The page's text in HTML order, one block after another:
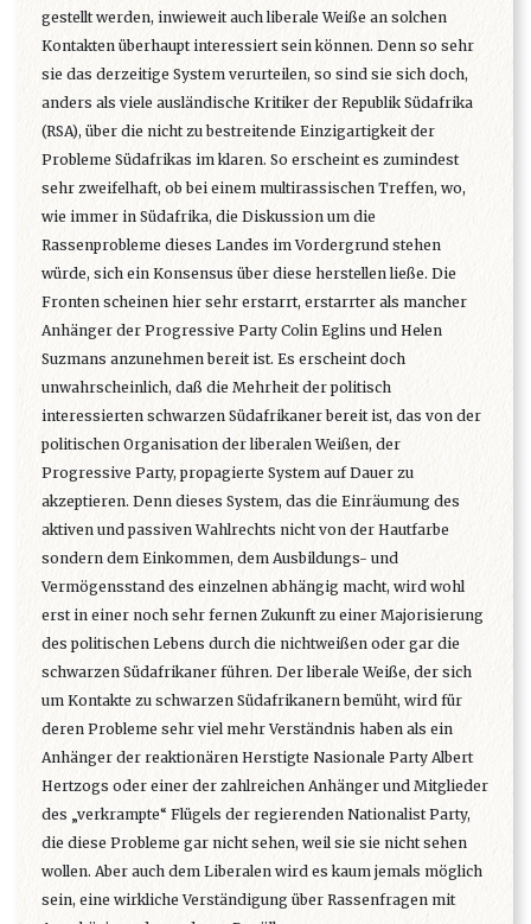
gestellt werden, inwieweit auch liberale Weiße an solchen
Kontakten überhaupt interessiert sein können. Denn so sehr
sie das derzeitige System verurteilen, so sind sie sich doch,
anders als viele ausländische Kritiker der Republik Südafrika
(RSA), über die nicht zu bestreitende Einzigartigkeit der
Probleme Südafrikas im klaren. So erscheint es zumindest
sehr zweifelhaft, ob bei einem multirassischen Treffen, wo,
wie immer in Südafrika, die Diskussion um die
Rassenprobleme dieses Landes im Vordergrund stehen
würde, sich ein Konsensus über diese herstellen ließe. Die
Fronten scheinen hier sehr erstarrt, erstarrter als mancher
Anhänger der Progressive Party Colin Eglins und Helen
Suzmans anzunehmen bereit ist. Es erscheint doch
unwahrscheinlich, daß die Mehrheit der politisch
interessierten schwarzen Südafrikaner bereit ist, das von der
politischen Organisation der liberalen Weißen, der
Progressive Party, propagierte System auf Dauer zu
akzeptieren. Denn dieses System, das die Einräumung des
aktiven und passiven Wahlrechts nicht von der Hautfarbe
sondern dem Einkommen, dem Ausbildungs- und
Vermögensstand des einzelnen abhängig macht, wird wohl
erst in einer noch sehr fernen Zukunft zu einer Majorisierung
des politischen Lebens durch die nichtweißen oder gar die
schwarzen Südafrikaner führen. Der liberale Weiße, der sich
um Kontakte zu schwarzen Südafrikanern bemüht, wird für
deren Probleme sehr viel mehr Verständnis haben als ein
Anhänger der reaktionären Herstigte Nasionale Party Albert
Hertzogs oder einer der zahlreichen Anhänger und Mitglieder
des „verkrampte“ Flügels der regierenden Nationalist Party,
die diese Probleme gar nicht sehen, weil sie sie nicht sehen
wollen. Aber auch dem Liberalen wird es kaum jemals möglich
sein, eine wirkliche Verständigung über Rassenfragen mit